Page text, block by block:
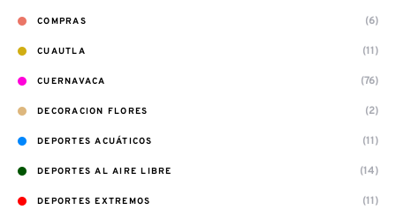
COMPRAS (6)
CUAUTLA (11)
CUERNAVACA (76)
DECORACION FLORES (2)
DEPORTES ACUÁTICOS (11)
DEPORTES AL AIRE LIBRE (14)
DEPORTES EXTREMOS (11)